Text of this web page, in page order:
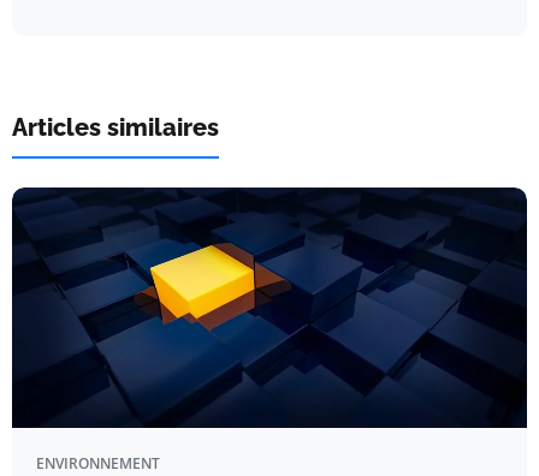
Articles similaires
ENVIRONNEMENT